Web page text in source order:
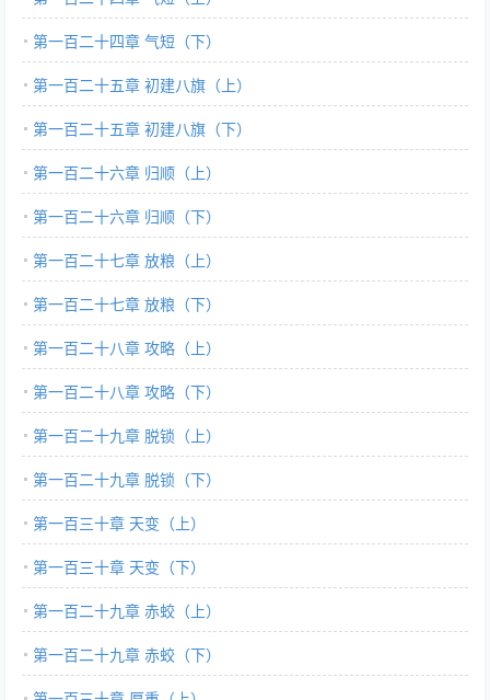
第一百二十四章 气短（下）
第一百二十五章 初建八旗（上）
第一百二十五章 初建八旗（下）
第一百二十六章 归顺（上）
第一百二十六章 归顺（下）
第一百二十七章 放粮（上）
第一百二十七章 放粮（下）
第一百二十八章 攻略（上）
第一百二十八章 攻略（下）
第一百二十九章 脱锁（上）
第一百二十九章 脱锁（下）
第一百三十章 天变（上）
第一百三十章 天变（下）
第一百二十九章 赤蛟（上）
第一百二十九章 赤蛟（下）